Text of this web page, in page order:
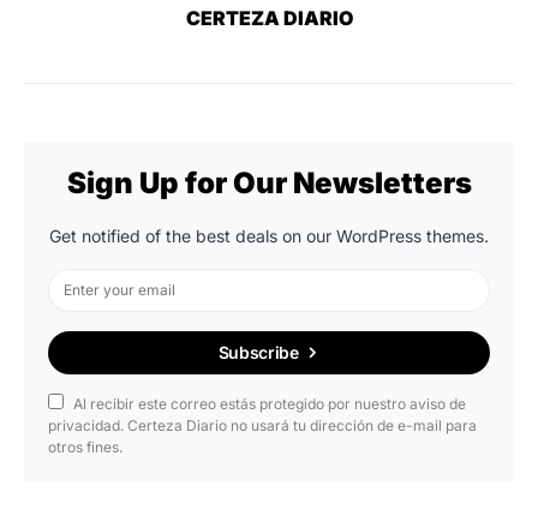
CERTEZA DIARIO
Sign Up for Our Newsletters
Get notified of the best deals on our WordPress themes.
Subscribe
Al recibir este correo estás protegido por nuestro aviso de
privacidad. Certeza Diario no usará tu dirección de e-mail para
otros fines.